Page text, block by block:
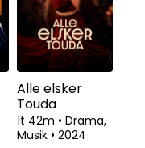
Alle elsker
Touda
1t 42m • Drama,
Musik • 2024